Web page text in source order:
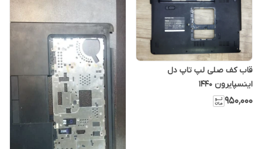
قاب کف صلی لپ تاپ دل
اینسپایرون 1440
۹۵۰٬۰۰۰